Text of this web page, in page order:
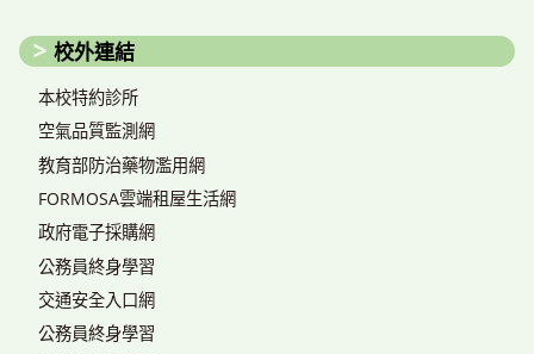
校外連結
本校特約診所
空氣品質監測網
教育部防治藥物濫用網
FORMOSA雲端租屋生活網
政府電子採購網
公務員終身學習
交通安全入口網
公務員終身學習